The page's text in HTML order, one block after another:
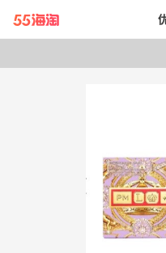
带你去官网买正品